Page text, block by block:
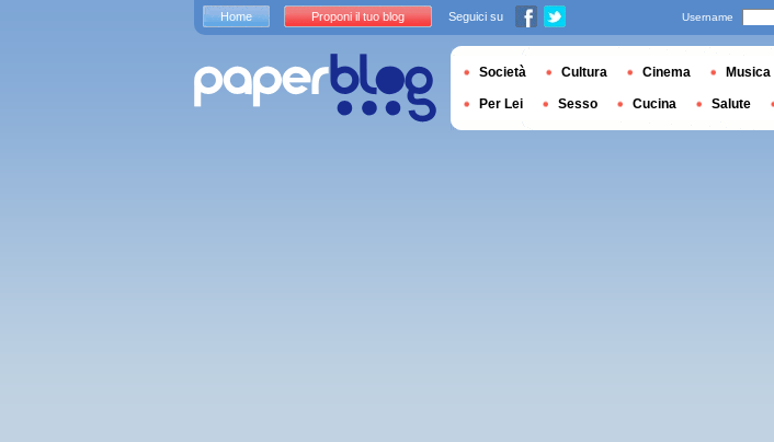
Home Proponi il tuo blog Seguici su Username
Società Cultura Cinema Musica
Per Lei Sesso Cucina Salute